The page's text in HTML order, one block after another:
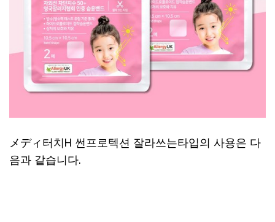
メディ터치H 썬프로텍션 잘라쓰는타입의 사용은 다
음과 같습니다.